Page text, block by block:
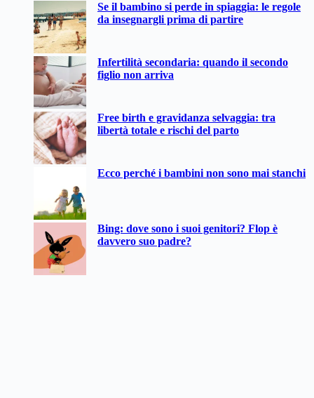
Se il bambino si perde in spiaggia: le regole
da insegnargli prima di partire
Infertilità secondaria: quando il secondo
figlio non arriva
Free birth e gravidanza selvaggia: tra
libertà totale e rischi del parto
Ecco perché i bambini non sono mai stanchi
Bing: dove sono i suoi genitori? Flop è
davvero suo padre?